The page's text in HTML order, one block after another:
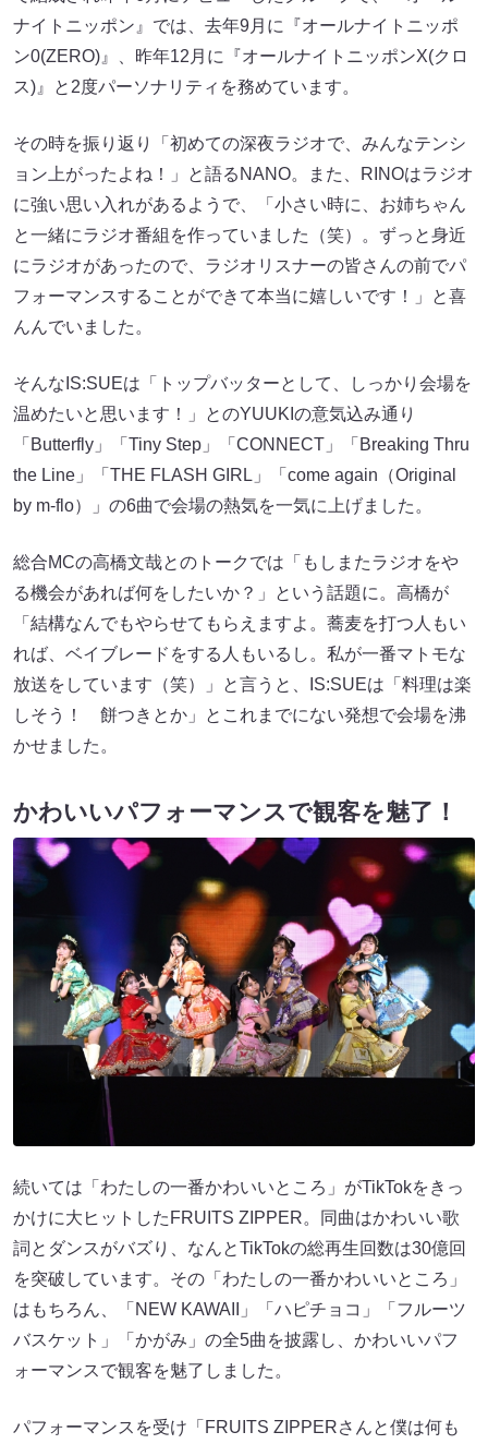
ナイトニッポン』では、去年9月に『オールナイトニッポ
ン0(ZERO)』、昨年12月に『オールナイトニッポンX(クロ
ス)』と2度パーソナリティを務めています。
その時を振り返り「初めての深夜ラジオで、みんなテンシ
ョン上がったよね！」と語るNANO。また、RINOはラジオ
に強い思い入れがあるようで、「小さい時に、お姉ちゃん
と一緒にラジオ番組を作っていました（笑）。ずっと身近
にラジオがあったので、ラジオリスナーの皆さんの前でパ
フォーマンスすることができて本当に嬉しいです！」と喜
んんでいました。
そんなIS:SUEは「トップバッターとして、しっかり会場を
温めたいと思います！」とのYUUKIの意気込み通り
「Butterfly」「Tiny Step」「CONNECT」「Breaking Thru
the Line」「THE FLASH GIRL」「come again（Original
by m-flo）」の6曲で会場の熱気を一気に上げました。
総合MCの高橋文哉とのトークでは「もしまたラジオをや
る機会があれば何をしたいか？」という話題に。高橋が
「結構なんでもやらせてもらえますよ。蕎麦を打つ人もい
れば、ベイブレードをする人もいるし。私が一番マトモな
放送をしています（笑）」と言うと、IS:SUEは「料理は楽
しそう！ 餅つきとか」とこれまでにない発想で会場を沸
かせました。
かわいいパフォーマンスで観客を魅了！
続いては「わたしの一番かわいいところ」がTikTokをきっ
かけに大ヒットしたFRUITS ZIPPER。同曲はかわいい歌
詞とダンスがバズり、なんとTikTokの総再生回数は30億回
を突破しています。その「わたしの一番かわいいところ」
はもちろん、「NEW KAWAII」「ハピチョコ」「フルーツ
バスケット」「かがみ」の全5曲を披露し、かわいいパフ
ォーマンスで観客を魅了しました。
パフォーマンスを受け「FRUITS ZIPPERさんと僕は何も